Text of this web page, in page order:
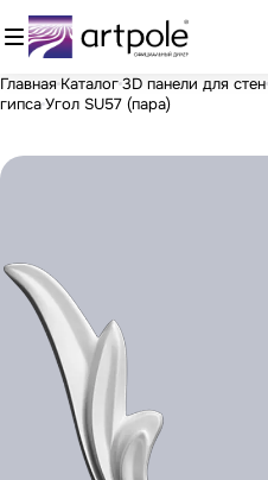
Главная Каталог3D панели для стен
гипсаУгол SU57 (пара)